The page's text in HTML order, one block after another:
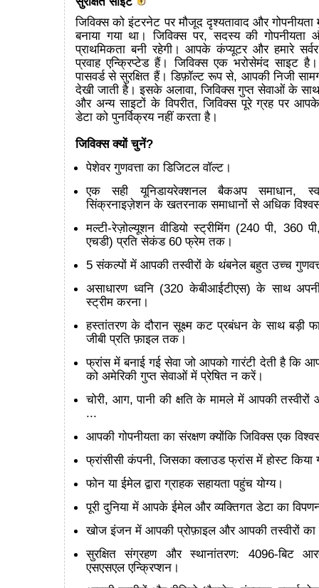
जिविक्स को इंटरनेट पर मौजूद दृश्यतावाद और गोपनीयता
बनाया गया था। जिविक्स पर, सदस्य की गोपनीयता
प्राथमिकता बनी रहेगी। आपके कंप्यूटर और हमारे
प्रवाह एन्क्रिप्टेड हैं। जिविक्स एक भरोसेमंद साइट
पासवर्ड से सुरक्षित हैं। डिफ़ॉल्ट रूप से, आपकी निजी
देखी जाती है। इसके अलावा, जिविक्स गुप्त सेवाओं के
और अन्य साइटों के विपरीत, जिविक्स पूरे ग्रह पर
डेटा को पुनर्विक्रय नहीं करता है।
जिविक्स क्यों चुनें?
पेशेवर गुणवत्ता का डिजिटल वॉल्ट।
एक सही यूनिडायरेक्शनल बैकअप समाधान,
सिंक्रनाइज़ेशन के खतरनाक समाधानों से अधिक
मल्टी-रेज़ोल्यूशन वीडियो स्ट्रीमिंग (240 पी, 360
एचडी) प्रति सेकंड 60 फ्रेम तक।
5 संकल्पों में आपकी तस्वीरों के थंबनेल बहुत उच्च
असाधारण ध्वनि (320 केबीआईटीएस) के साथ
स्ट्रीम करना।
हस्तांतरण के दौरान सूक्ष्म कट प्रबंधन के साथ बड़ी
जीबी प्रति फ़ाइल तक।
फ्रांस में बनाई गई सेवा जो आपको गारंटी देती है कि
को अमेरिकी गुप्त सेवाओं में प्रेषित न करें।
चोरी, आग, पानी की क्षति के मामले में आपकी तस्वीरों
...
आपकी गोपनीयता का संरक्षण क्योंकि जिविक्स एक
फ्रांसीसी कंपनी, जिसका क्लाउड फ्रांस में होस्ट किया
फोन या ईमेल द्वारा ग्राहक सहायता पहुंच योग्य।
पूरी दुनिया में आपके ईमेल और व्यक्तिगत डेटा का
खोज इंजन में आपकी प्रोफ़ाइल और आपकी तस्वीरों का
सुरक्षित संग्रहण और स्थानांतरण: 4096-बिट
एसएसएल एन्क्रिप्शन।